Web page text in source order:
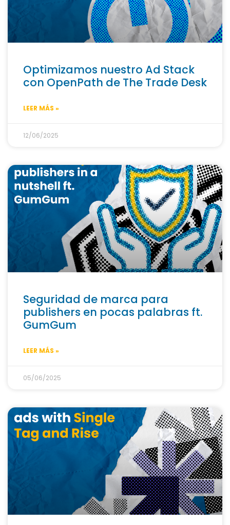
Optimizamos nuestro Ad Stack
con OpenPath de The Trade Desk
LEER MÁS »
12/06/2025
Seguridad de marca para
publishers en pocas palabras ft.
GumGum
LEER MÁS »
05/06/2025